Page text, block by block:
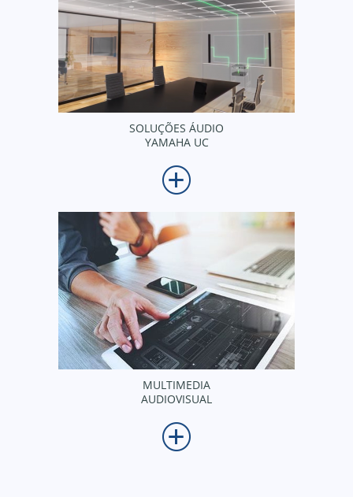
SOLUÇÕES ÁUDIO
YAMAHA UC
MULTIMEDIA
AUDIOVISUAL